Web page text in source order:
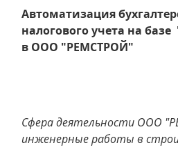
Автоматизация
налогового учета на
в ООО "РЕМСТРОЙ"
Сфера деятельности ООО
инженерные работы в